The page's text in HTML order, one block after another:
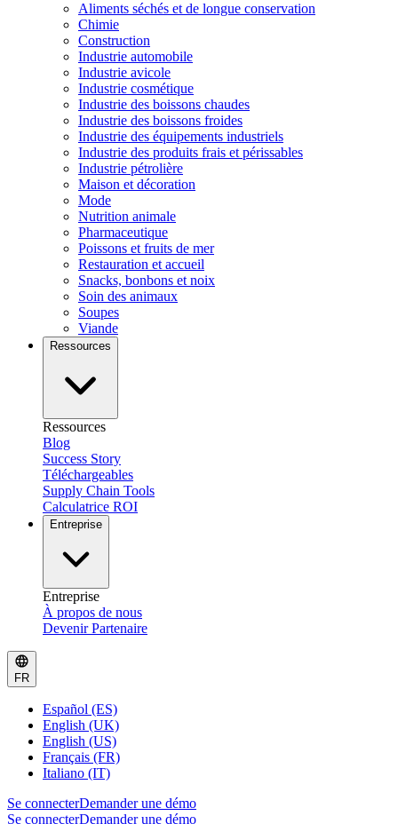
Aliments séchés et de longue conservation
Chimie
Construction
Industrie automobile
Industrie avicole
Industrie cosmétique
Industrie des boissons chaudes
Industrie des boissons froides
Industrie des équipements industriels
Industrie des produits frais et périssables
Industrie pétrolière
Maison et décoration
Mode
Nutrition animale
Pharmaceutique
Poissons et fruits de mer
Restauration et accueil
Snacks, bonbons et noix
Soin des animaux
Soupes
Viande
Ressources
Ressources
Blog
Success Story
Téléchargeables
Supply Chain Tools
Calculatrice ROI
Entreprise
Entreprise
À propos de nous
Devenir Partenaire
FR
Español (ES)
English (UK)
English (US)
Français (FR)
Italiano (IT)
Se connecterDemander une démo
Se connecterDemander une démo